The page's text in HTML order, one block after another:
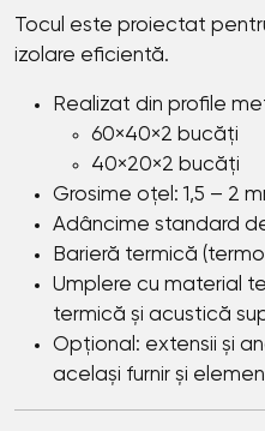
Tocul este proiectat
izolare eficientă.
Realizat din profile
60×40×2 bucăți
40×20×2 bucăți
Grosime oțel: 1,5 – 2
Adâncime standard
Barieră termică
Umplere cu material
termică și acustică
Opțional: extensii și
același furnir și